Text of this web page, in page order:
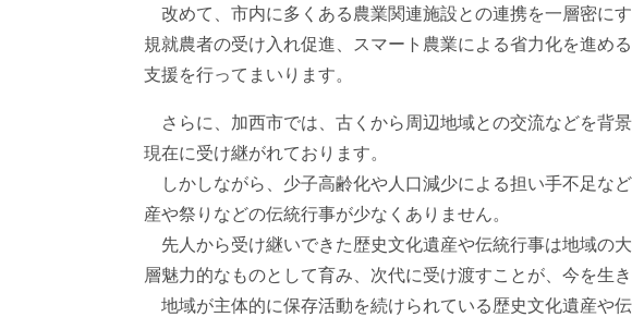
改めて、市内に多くある農業関連施設との連携を一層密に
規就農者の受け入れ促進、スマート農業による省力化を進め
支援を行ってまいります。
さらに、加西市では、古くから周辺地域との交流などを背
現在に受け継がれております。
しかしながら、少子高齢化や人口減少による担い手不足な
産や祭りなどの伝統行事が少なくありません。
先人から受け継いできた歴史文化遺産や伝統行事は地域の
層魅力的なものとして育み、次代に受け渡すことが、今を生
地域が主体的に保存活動を続けられている歴史文化遺産や